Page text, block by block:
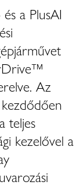
a PlusAI
Az
teljes
kezelővel a